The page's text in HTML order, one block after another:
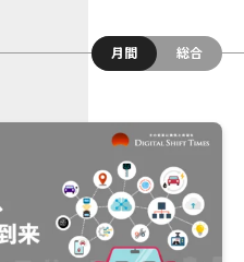
月間
総合